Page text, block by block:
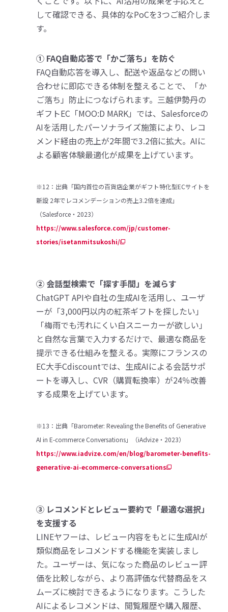
して確認できる、具体的なPoCを3つご紹介しま
す。
① FAQ自動応答で「かご落ち」を防ぐ
FAQ自動応答を導入し、配送や返品などの問い
合わせに即応できる体制を整えることで、「か
ご落ち」防止につなげられます。三越伊勢丹の
ギフトEC「MOO:D MARK」では、Salesforceの
AIを活用したパーソナライズ施策により、レコ
メンド経由の売上が2年間で3.2倍に拡大。AIに
よる顧客体験最適化が成果を上げています。
※12：出典「国内首位の百貨店企業がギフト特化型ECサイトを
新設 2年でレコメンデーションの売上3.2倍を達成」
（Salesforce・2023）
https://www.salesforce.com/jp/customer-
stories/isetanmitsukoshi/
② 会話型検索で「探す手間」を減らす
ChatGPT APIや自社の生成AIを活用し、ユーザ
ーが「3,000円以内の紅茶ギフトを探したい」
「梅雨でも汚れにくい白スニーカーが欲しい」
と自然な言葉で入力するだけで、最適な商品を
提示できる仕組みを整える。実際にフランスの
EC大手Cdiscountでは、生成AIによる会話サポ
ートを導入し、CVR（購買転換率）が24％改善
する成果を上げています。
※13：出典「Barometer: Revealing the Benefits of Generative
AI in E-commerce Conversations」（iAdvize・2023）
https://www.iadvize.com/en/blog/barometer-benefits-
generative-ai-ecommerce-conversations
③ レコメンドとレビュー要約で「最適な選択」
を支援する
LINEヤフーは、レビュー内容をもとに生成AIが
類似商品をレコメンドする機能を実装しまし
た。ユーザーは、気になった商品のレビュー評
価を比較しながら、より高評価な代替商品をス
ムーズに検討できるようになります。こうした
AIによるレコメンドは、閲覧履歴や購入履歴、